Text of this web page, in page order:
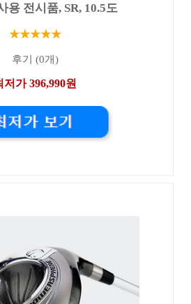
용 전시품, SR, 10.5도
★★★★★
후기 (0개)
저가 396,990원